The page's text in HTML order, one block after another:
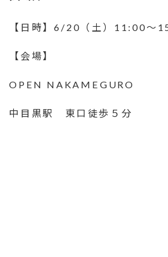
【日時】6/20（土）11:00〜
【会場】
OPEN NAKAMEGURO
中目黒駅 東口徒歩５分